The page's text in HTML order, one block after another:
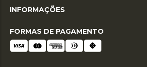
INFORMAÇÕES
FORMAS DE PAGAMENTO